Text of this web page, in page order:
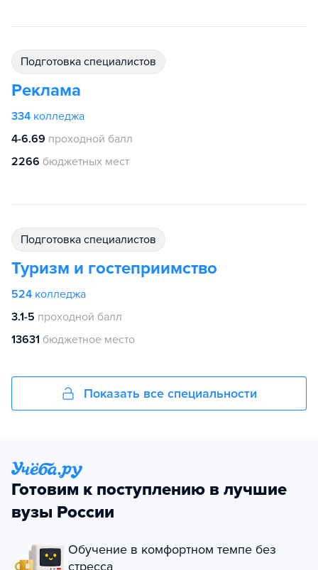
подготовка специалистов
Реклама
334 колледжа
4-6.69 проходной балл
2266 бюджетных мест
подготовка специалистов
Туризм и гостеприимство
524 колледжа
3.1-5 проходной балл
13631 бюджетное место
Показать все специальности
Готовим к поступлению в лучшие
вузы России
Обучение в комфортном темпе без
стресса